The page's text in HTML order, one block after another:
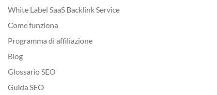
White Label SaaS Backlink Service
Come funziona
Programma di affiliazione
Blog
Glossario SEO
Guida SEO